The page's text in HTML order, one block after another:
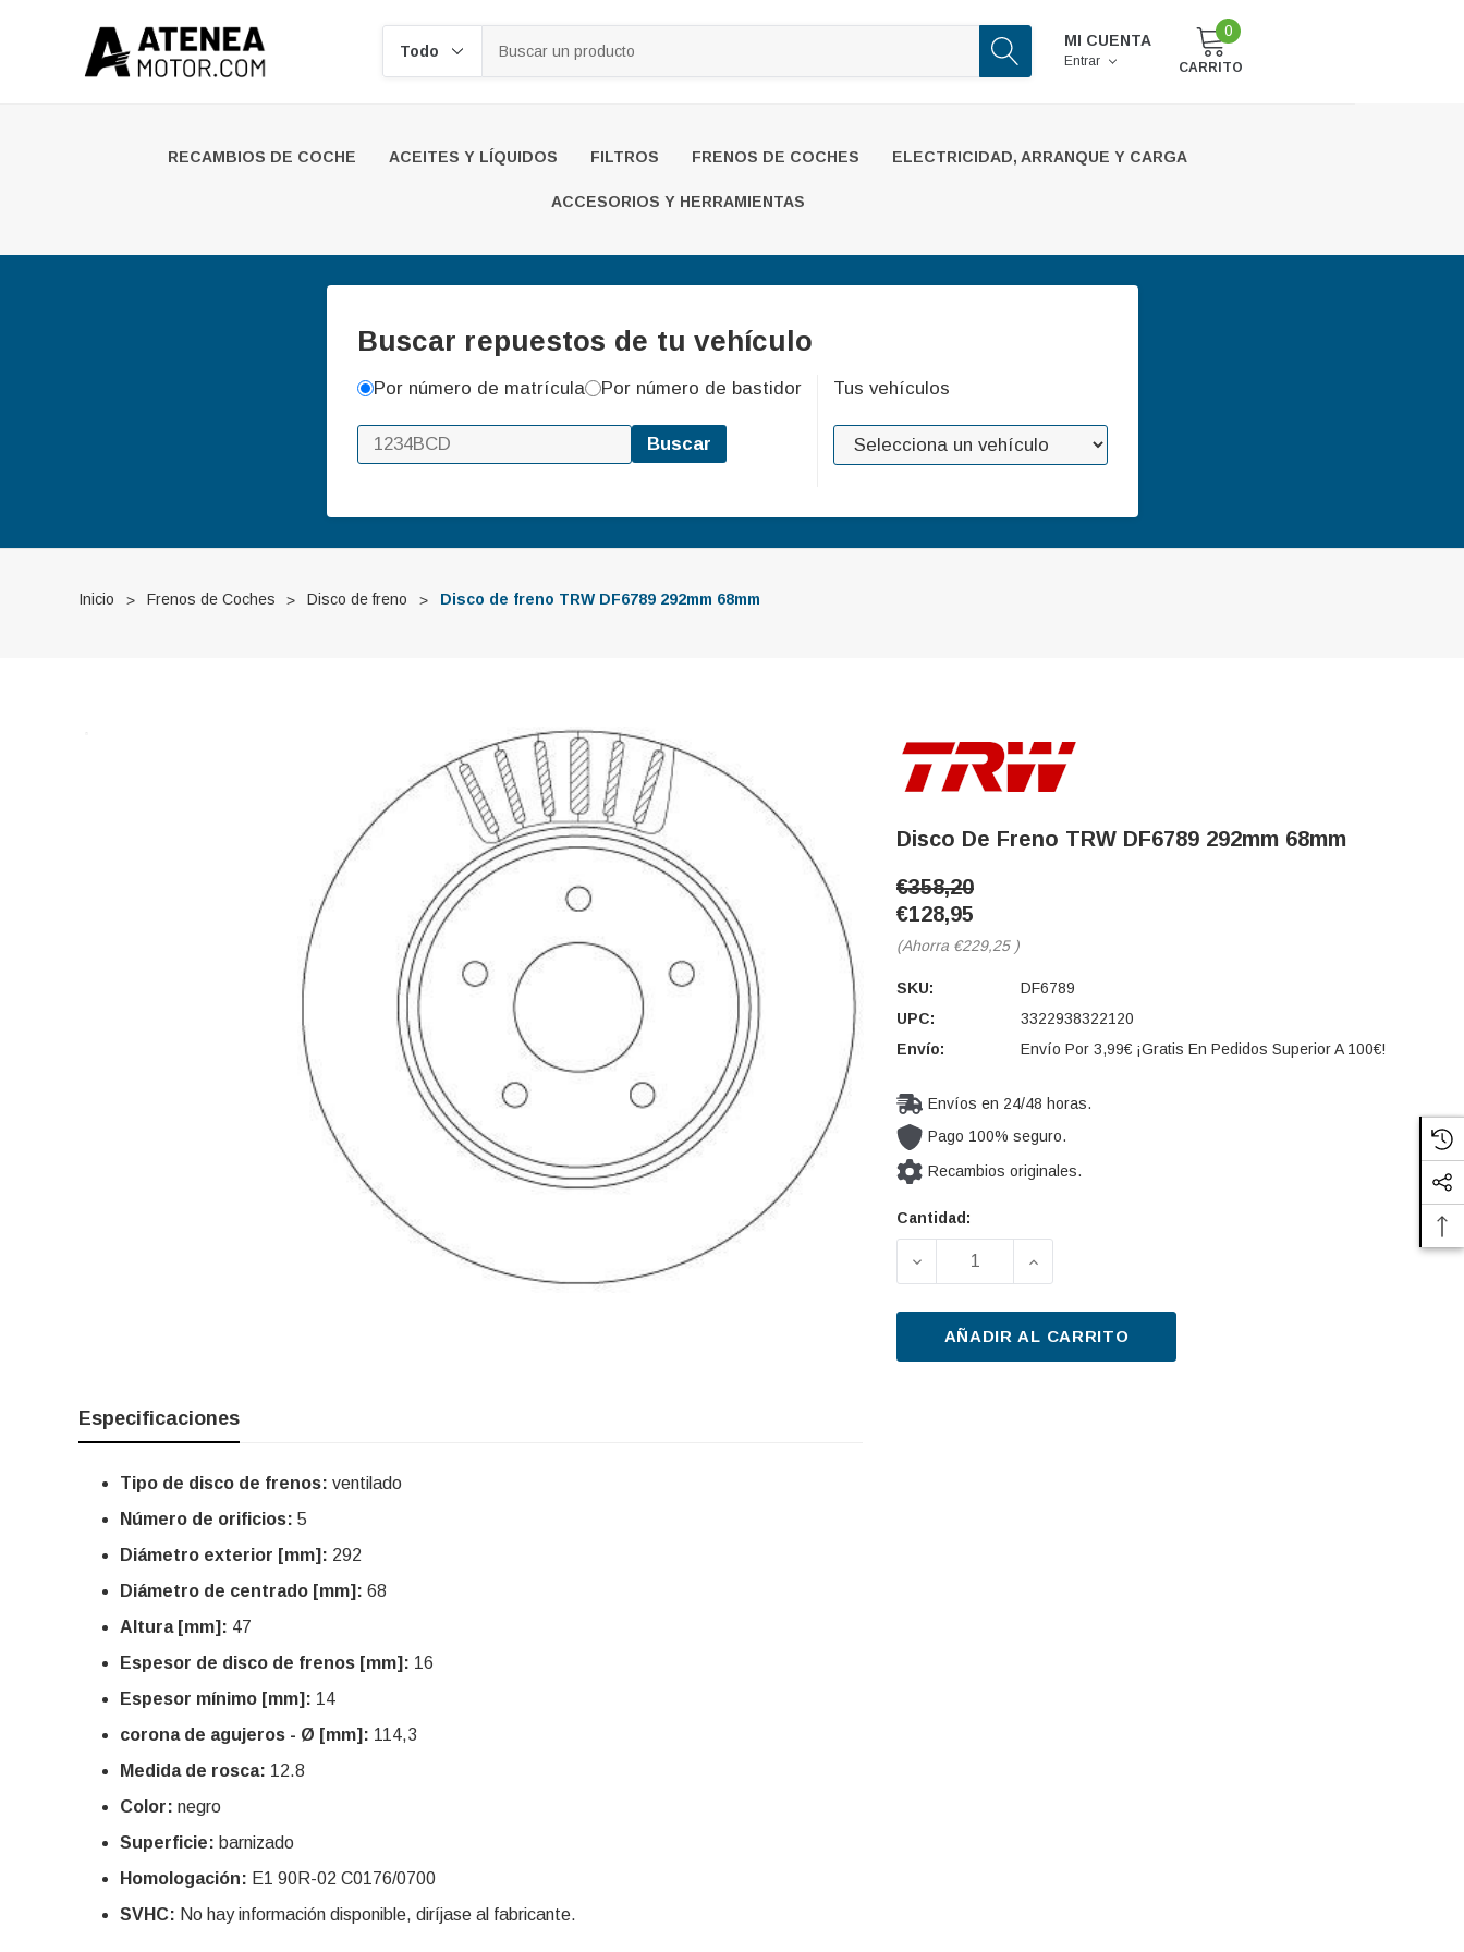
MI CUENTA
Entrar
0
CARRITO
RECAMBIOS DE COCHE ACEITES Y LÍQUIDOS FILTROS FRENOS DE COCHES ELECTRICIDAD, ARRANQUE Y CARGA
ACCESORIOS Y HERRAMIENTAS
Buscar repuestos de tu vehículo
Por número de matrícula Por número de bastidor
Buscar
Tus vehículos
Inicio Frenos de Coches Disco de freno Disco de freno TRW DF6789 292mm 68mm
Disco De Freno TRW DF6789 292mm 68mm
€358,20
€128,95
(Ahorra €229,25 )
SKU:
DF6789
UPC:
3322938322120
Envío:
Envío Por 3,99€ ¡Gratis En Pedidos Superior A 100€!
Envíos en 24/48 horas.
Pago 100% seguro.
Recambios originales.
Cantidad
Cantidad:
DISMINUIR LA CANTIDAD DE DISCO DE FRENO TRW DF6789
AUMENTAR LA CANTIDAD DE DISCO DE FRENO
AÑADIR AL CARRITO
Especificaciones
Tipo de disco de frenos: ventilado
Número de orificios: 5
Diámetro exterior [mm]: 292
Diámetro de centrado [mm]: 68
Altura [mm]: 47
Espesor de disco de frenos [mm]: 16
Espesor mínimo [mm]: 14
corona de agujeros - Ø [mm]: 114,3
Medida de rosca: 12.8
Color: negro
Superficie: barnizado
Homologación: E1 90R-02 C0176/0700
SVHC: No hay información disponible, diríjase al fabricante.